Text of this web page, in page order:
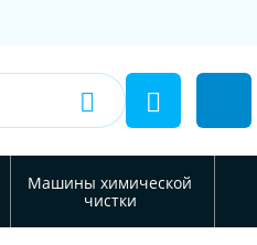
Машины химической
чистки